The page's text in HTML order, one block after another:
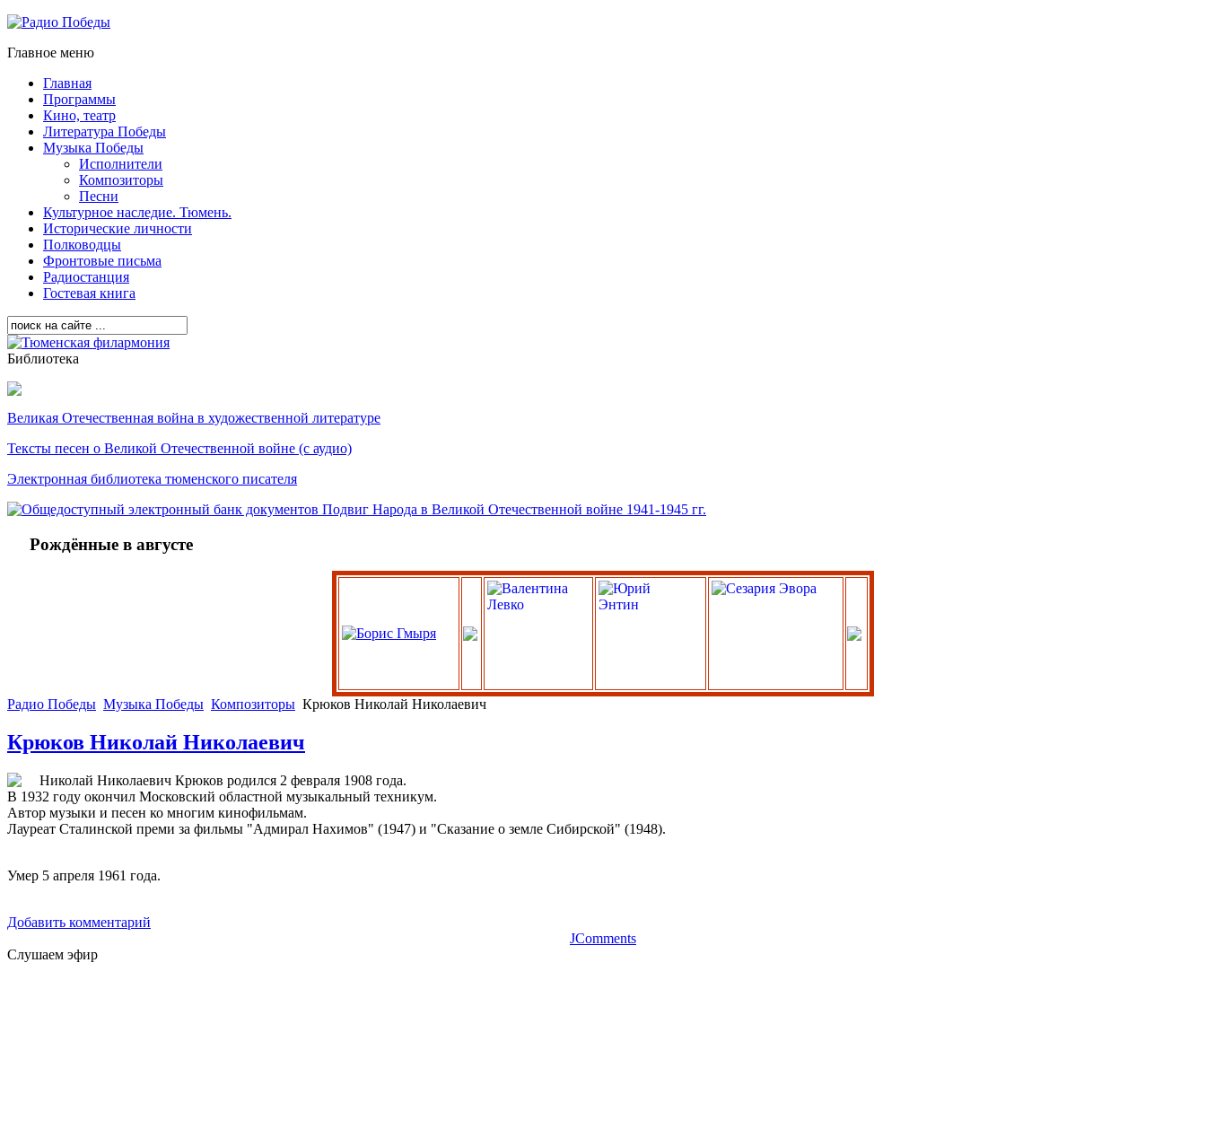
Главное меню
Главная
Программы
Кино, театр
Литература Победы
Музыка Победы
Исполнители
Композиторы
Песни
Культурное наследие. Тюмень.
Исторические личности
Полководцы
Фронтовые письма
Радиостанция
Гостевая книга
Библиотека
Великая Отечественная война в художественной литературе
Тексты песен о Великой Отечественной войне (с аудио)
Электронная библиотека тюменского писателя
Рождённые в августе
Радио Победы Музыка Победы Композиторы Крюков Николай Николаевич
Крюков Николай Николаевич
Николай Николаевич Крюков родился 2 февраля 1908 года.
В 1932 году окончил Московский областной музыкальный техникум.
Автор музыки и песен ко многим кинофильмам.
Лауреат Сталинской преми за фильмы "Адмирал Нахимов" (1947) и "Сказание о земле Сибирской" (1948).
Умер 5 апреля 1961 года.
Добавить комментарий
JComments
Слушаем эфир